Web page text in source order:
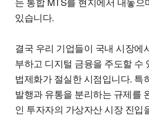
있습니다.
결국 우리 기업들이 국내 시장에
부하고 디지털 금융을 주도할 수
법제화가 절실한 시점입니다. 특
발행과 유통을 분리하는 규제를
인 투자자의 가상자산 시장 진입